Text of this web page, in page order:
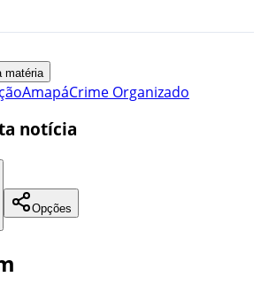
matéria
AmapáCrime Organizado
notícia
Opções